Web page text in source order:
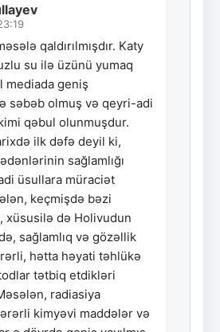
qaldırılmışdır. Katy
su ilə üzünü yumaq
mediada geniş
səbəb olmuş və qeyri-adi
qəbul olunmuşdur.
ilk dəfə deyil ki,
sağlamlığı
üsullara müraciət
keçmişdə bəzi
xüsusilə də Holivudun
sağlamlıq və gözəllik
hətta həyati təhlükə
tətbiq etdikləri
radiasiya
kimyəvi maddələr və